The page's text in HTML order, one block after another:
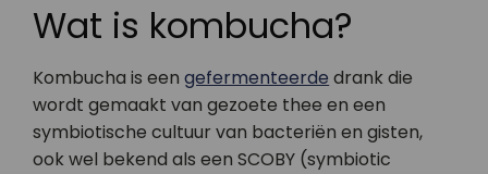
Wat is kombucha?
Kombucha is eengefermenteerde drank die
wordt gemaakt van gezoete thee en een
symbiotische cultuur van bacteriën en gisten,
ook wel bekend als een SCOBY (symbiotic